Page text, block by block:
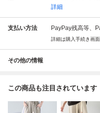
詳細
支払い方法 PayPay残高等、
詳細は購入手続き画
その他の情報
この商品も注目されています